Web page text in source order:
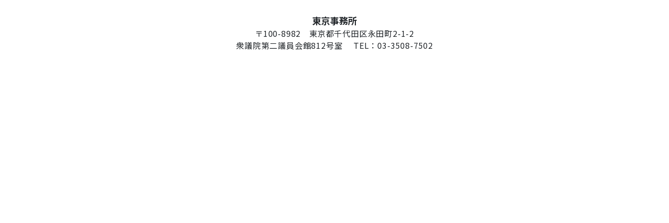
東京事務所
〒100-8982 東京都千代田区永田町2-1-2
衆議院第二議員会館812号室 TEL：03-3508-7502